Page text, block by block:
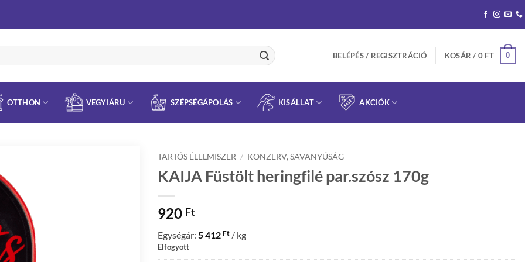
BELÉPÉS / REGISZTRÁCIÓ KOSÁR / 0 FT 0
OTTHON VEGYIÁRU SZÉPSÉGÁPOLÁS KISÁLLAT AKCIÓK
TARTÓS ÉLELMISZER / KONZERV, SAVANYÚSÁG
KAIJA Füstölt heringfilé par.szósz 170g
920 Ft
Egységár: 5 412 Ft / kg
Elfogyott